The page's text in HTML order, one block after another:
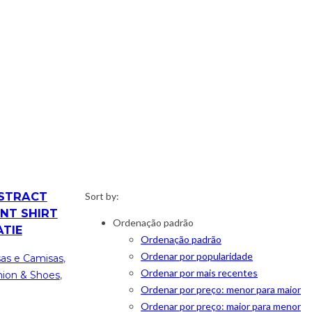
Sort by:
Ordenação padrão
Ordenação padrão
Ordenar por popularidade
Ordenar por mais recentes
Ordenar por preço: menor para maior
Ordenar por preço: maior para menor
SHIRT
e Camisas,
& Shoes,